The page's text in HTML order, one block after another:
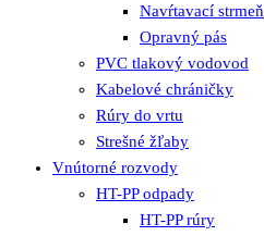
Navŕtavací strmeň
Opravný pás
PVC tlakový vodovod
Kabelové chráničky
Rúry do vrtu
Strešné žľaby
Vnútorné rozvody
HT-PP odpady
HT-PP rúry